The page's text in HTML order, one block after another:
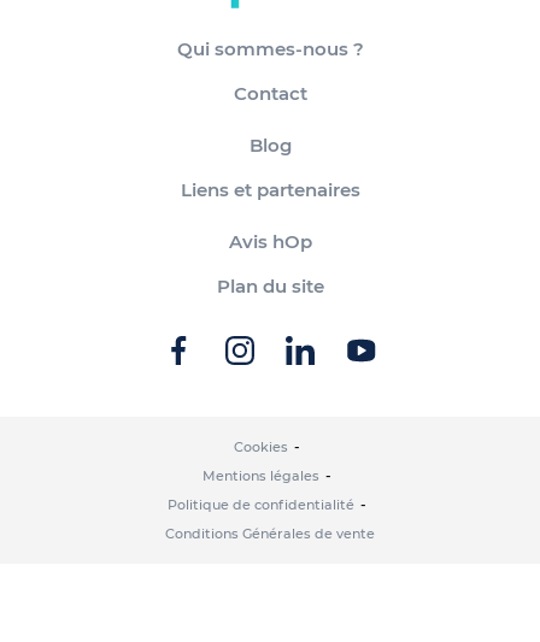
Qui sommes-nous ?
Contact
Blog
Liens et partenaires
Avis hOp
Plan du site
Cookies
Mentions légales
Politique de confidentialité
Conditions Générales de vente